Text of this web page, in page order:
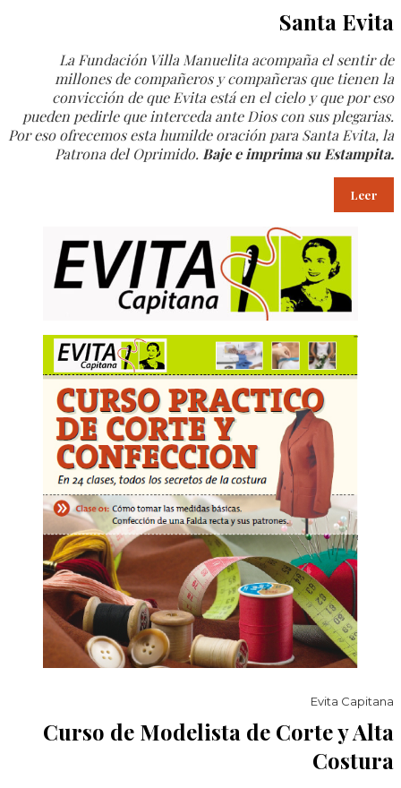
Santa Evita
La Fundación Villa Manuelita acompaña el sentir de
millones de compañeros y compañeras que tienen la
convicción de que Evita está en el cielo y que por eso
pueden pedirle que interceda ante Dios con sus plegarias.
Por eso ofrecemos esta humilde oración para Santa Evita, la
Patrona del Oprimido.Baje e imprima su Estampita.
Leer
Evita Capitana
Curso de Modelista de Corte y Alta
Costura